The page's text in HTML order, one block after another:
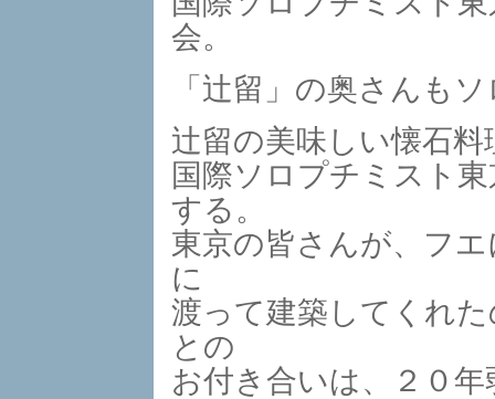
会。
「辻留」の奥さんも
辻留の美味しい懐石
国際ソロプチミスト
する。
東京の皆さんが、フ
に
渡って建築してくれ
との
お付き合いは、２０